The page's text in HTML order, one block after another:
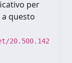
per
questo
20.500.142